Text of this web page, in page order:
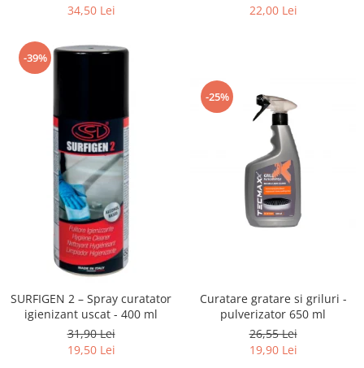
34,50 Lei
22,00 Lei
-39%
SURFIGEN 2 – Spray curatator
igienizant uscat - 400 ml
31,90 Lei
19,50 Lei
-25%
Curatare gratare si griluri -
pulverizator 650 ml
26,55 Lei
19,90 Lei